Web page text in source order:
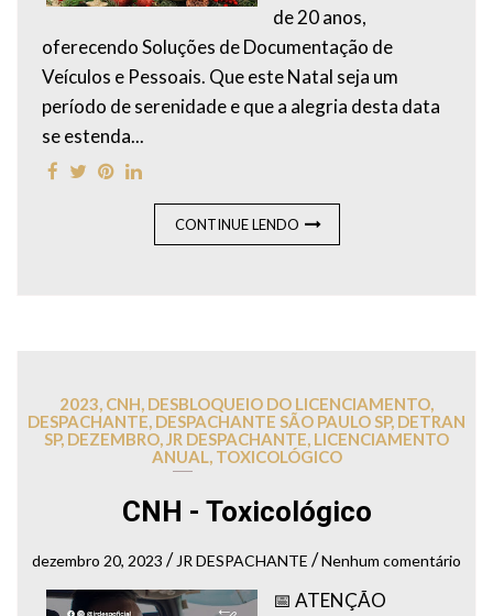
de 20 anos,
oferecendo Soluções de Documentação de
Veículos e Pessoais. Que este Natal seja um
período de serenidade e que a alegria desta data
se estenda...
CONTINUE LENDO
2023 CNH DESBLOQUEIO DO LICENCIAMENTO
DESPACHANTE DESPACHANTE SÃO PAULO SP, DETRAN
SP, DEZEMBRO JR DESPACHANTE LICENCIAMENTO
ANUAL
TOXICOLÓGICO
CNH - Toxicológico
dezembro 20, 2023 / JR DESPACHANTE /Nenhum comentário
📅 ATENÇÃO